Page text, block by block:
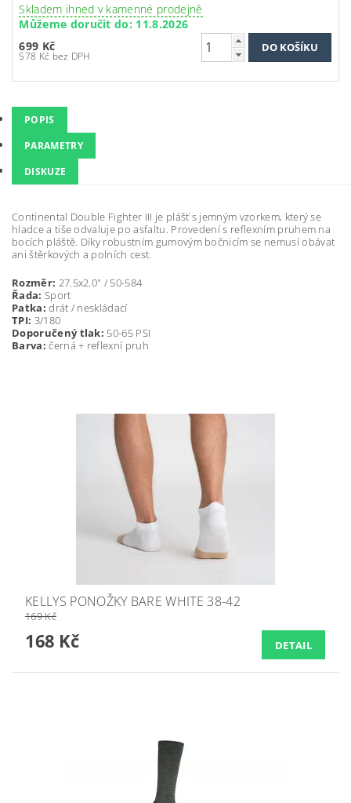
Skladem ihned v kamenné prodejně
Můžeme doručit do: 11.8.2026
699 Kč
578 Kč bez DPH
POPIS
PARAMETRY
DISKUZE
Continental Double Fighter III je plášť s jemným vzorkem, který se
hladce a tiše odvaluje po asfaltu. Provedení s reflexním pruhem na
bocích pláště. Díky robustním gumovým bočnicím se nemusí obávat
ani štěrkových a polních cest.
Rozměr: 27.5x2.0" / 50-584
Řada: Sport
Patka: drát / neskládací
TPI: 3/180
Doporučený tlak: 50-65 PSI
Barva: černá + reflexní pruh
KELLYS PONOŽKY BARE WHITE 38-42
169 Kč
168 Kč DETAIL